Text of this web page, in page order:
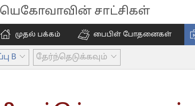
யெகோவாவின் சாட்சிகள்
முதல் பக்கம் பைபிள் போதனைகள்
B தேர்ந்தெடுக்கவும்